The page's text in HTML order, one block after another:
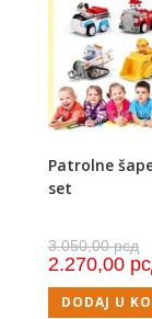
Patrolne
set
3.050,00рсд
2.270,00
DODAJ U